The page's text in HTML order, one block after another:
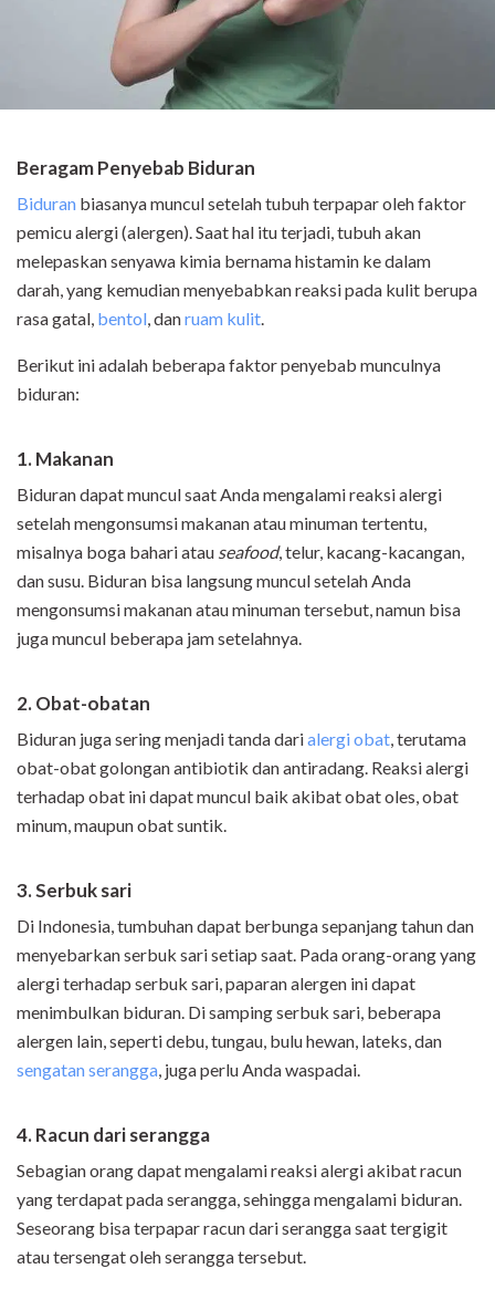
Beragam Penyebab Biduran
Biduran biasanya muncul setelah tubuh terpapar oleh faktor
pemicu alergi (alergen). Saat hal itu terjadi, tubuh akan
melepaskan senyawa kimia bernama histamin ke dalam
darah, yang kemudian menyebabkan reaksi pada kulit berupa
rasa gatal, bentol , danruam kulit
Berikut ini adalah beberapa faktor penyebab munculnya
biduran:
1. Makanan
Biduran dapat muncul saat Anda mengalami reaksi alergi
setelah mengonsumsi makanan atau minuman tertentu,
misalnya boga bahari atau seafood, telur, kacang-kacangan,
dan susu. Biduran bisa langsung muncul setelah Anda
mengonsumsi makanan atau minuman tersebut, namun bisa
juga muncul beberapa jam setelahnya.
2. Obat-obatan
Biduran juga sering menjadi tanda darialergi obat , terutama
obat-obat golongan antibiotik dan antiradang. Reaksi alergi
terhadap obat ini dapat muncul baik akibat obat oles, obat
minum, maupun obat suntik.
3. Serbuk sari
Di Indonesia, tumbuhan dapat berbunga sepanjang tahun dan
menyebarkan serbuk sari setiap saat. Pada orang-orang yang
alergi terhadap serbuk sari, paparan alergen ini dapat
menimbulkan biduran. Di samping serbuk sari, beberapa
alergen lain, seperti debu, tungau, bulu hewan, lateks, dan
sengatan serangga , juga perlu Anda waspadai.
4. Racun dari serangga
Sebagian orang dapat mengalami reaksi alergi akibat racun
yang terdapat pada serangga, sehingga mengalami biduran.
Seseorang bisa terpapar racun dari serangga saat tergigit
atau tersengat oleh serangga tersebut.